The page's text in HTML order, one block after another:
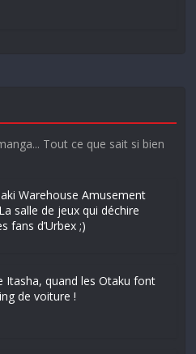
Tout ce que sait si bien
Warehouse Amusement
salle de jeux qui déchire
fans d’Urbex ;)
Itasha, quand les Otaku font
de voiture !